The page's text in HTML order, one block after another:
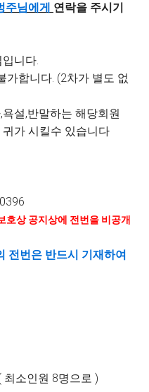
주님에게 연락을 주시기
니다.
가합니다. (2차가 별도 없
설,반말하는 해당회원
가 시킬수 있습니다
호상 공지상에 전번을 비공개
전번은 반드시 기재하여
최소인원 8명으로 )